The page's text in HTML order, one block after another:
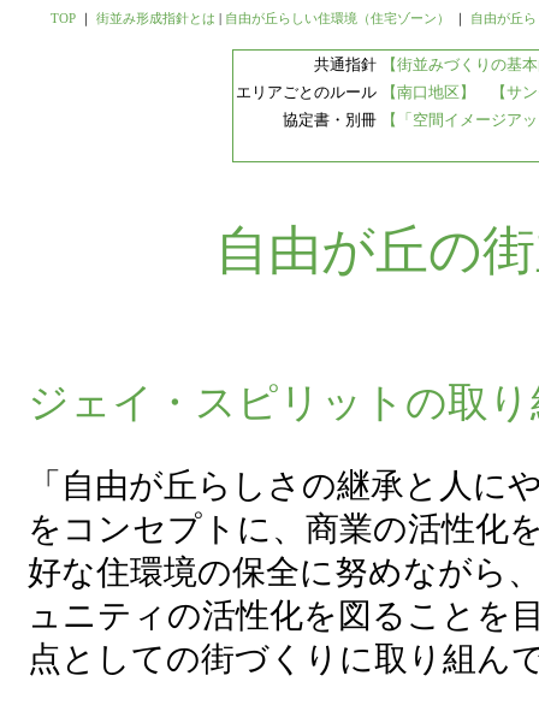
TOP｜ 街並み形成指針とは | 自由が丘らしい住環境（住宅ゾーン） ｜ 自由が丘
共通指針
【街並みづくりの基
エリアごとのルール
【南口地区】
【サ
協定書・別冊
【「空間イメージア
自由が丘の
ジェイ・スピリットの取
「自由が丘らしさの継承と人に
をコンセプトに、商業の活性化
好な住環境の保全に努めながら
ュニティの活性化を図ることを
点としての街づくりに取り組ん